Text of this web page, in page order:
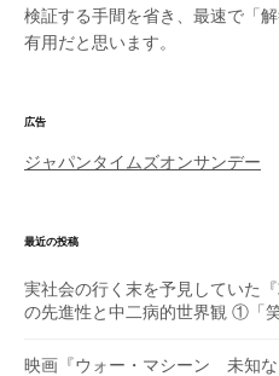
検証する手間を省き、最速で「
有用だと思います。
広告
ジャパンタイムズオンサンデー
最近の投稿
実社会の行く末を予見していた
の先進性と中二病的世界観 ①「
映画『ウォー・マシーン 未知な